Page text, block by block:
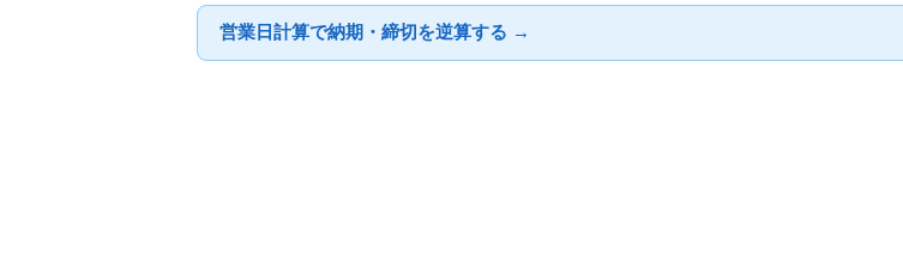
営業日計算で納期・締切を逆算する →